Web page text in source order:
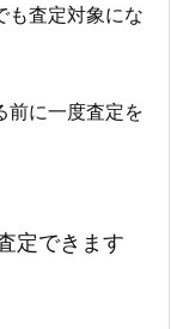
も査定対象にな
前に一度査定を
定できます